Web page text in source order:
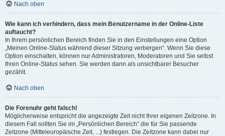
Nach oben
Wie kann ich verhindern, dass mein Benutzername in der Online-Liste
auftaucht?
In Ihrem persönlichen Bereich finden Sie in den Einstellungen eine Option
„Meinen Online-Status während dieser Sitzung verbergen“. Wenn Sie diese
Option einschalten, können nur Administratoren, Moderatoren und Sie selbst
Ihren Online-Status sehen. Sie werden dann als unsichtbarer Besucher
gezählt.
Nach oben
Die Forenuhr geht falsch!
Möglicherweise entspricht die angezeigte Zeit nicht Ihrer eigenen Zeitzone. In
diesem Fall sollten Sie im „Persönlichen Bereich“ die für Sie passende
Zeitzone (Mitteleuropäische Zeit, ...) festlegen. Die Zeitzone kann dabei nur